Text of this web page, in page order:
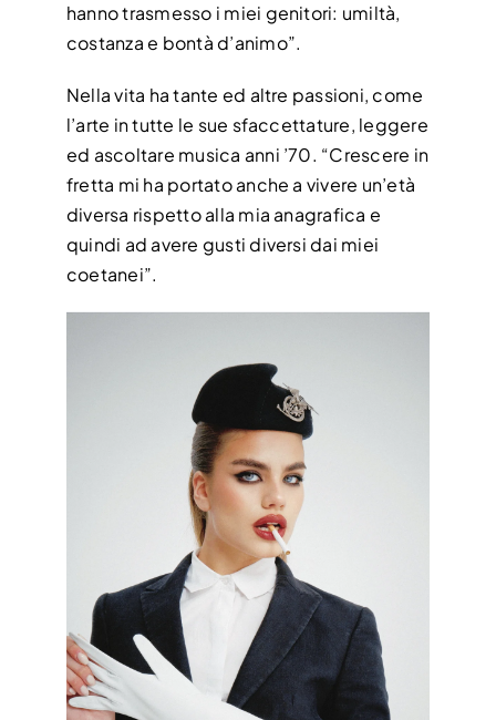
hanno trasmesso i miei genitori: umiltà,
costanza e bontà d’animo”.
Nella vita ha tante ed altre passioni, come
l’arte in tutte le sue sfaccettature, leggere
ed ascoltare musica anni ’70. “Crescere in
fretta mi ha portato anche a vivere un’età
diversa rispetto alla mia anagrafica e
quindi ad avere gusti diversi dai miei
coetanei”.